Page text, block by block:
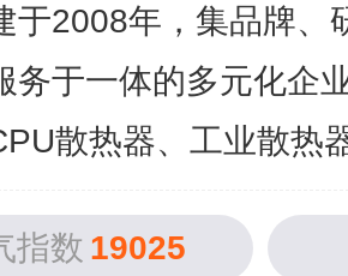
于2008年，集品牌、
务于一体的多元化企
散热器、工业散热
指数 19025